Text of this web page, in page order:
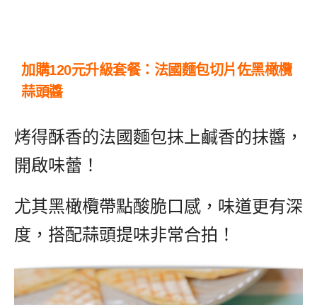
加購120元升級套餐：法國麵包切片佐黑橄欖
蒜頭醬
烤得酥香的法國麵包抹上鹹香的抹醬，
開啟味蕾！
尤其黑橄欖帶點酸脆口感，味道更有深
度，搭配蒜頭提味非常合拍！